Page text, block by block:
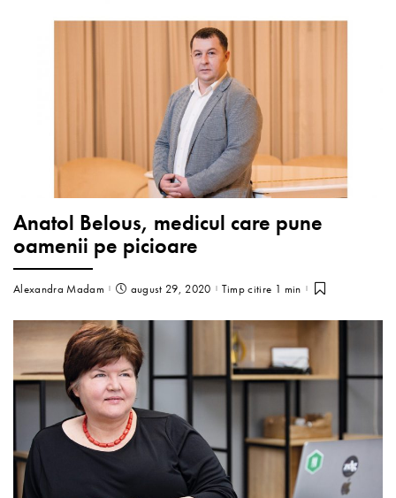
Anatol Belous, medicul care pune
oamenii pe picioare
Alexandra Madam august 29, 2020 Timp citire 1 min